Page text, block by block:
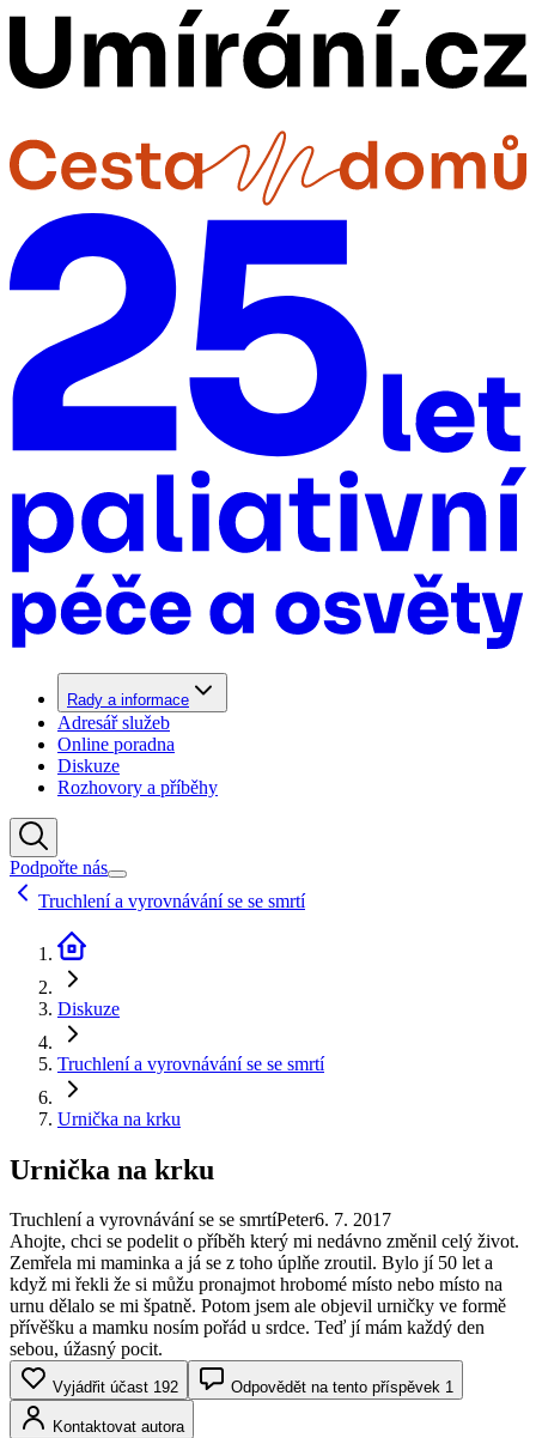
Rady a informace
Adresář služeb
Online poradna
Diskuze
Rozhovory a příběhy
Podpořte nás
Truchlení a vyrovnávání se se smrtí
Diskuze
Truchlení a vyrovnávání se se smrtí
Urnička na krku
Urnička na krku
Truchlení a vyrovnávání se se smrtíPeter6. 7. 2017
Ahojte, chci se podelit o příběh který mi nedávno změnil celý život.
Zemřela mi maminka a já se z toho úplňe zroutil. Bylo jí 50 let a
když mi řekli že si můžu pronajmot hrobomé místo nebo místo na
urnu dělalo se mi špatně. Potom jsem ale objevil urničky ve formě
přívěšku a mamku nosím pořád u srdce. Teď jí mám každý den
sebou, úžasný pocit.
Vyjádřit účast 192 Odpovědět na tento příspěvek 1
Kontaktovat autora